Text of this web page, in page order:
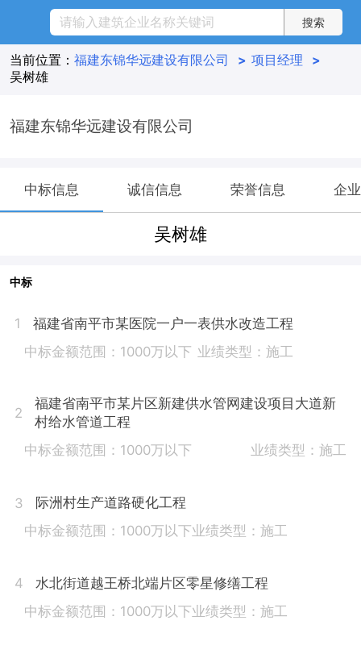
当前位置： 福建东锦华远建设有限公司 > 项目经理
>
吴树雄
福建东锦华远建设有限公司
中标信息 诚信信息 荣誉信息 企
吴树雄
中标
1
福建省南平市某医院一户一表供水改造工程
中标金额范围：1000万以下 业绩类型：施工
2
福建省南平市某片区新建供水管网建设项目大道新
村给水管道工程
中标金额范围：1000万以下
业绩类型：施工
3
际洲村生产道路硬化工程
中标金额范围：1000万以下业绩类型：施工
4
水北街道越王桥北端片区零星修缮工程
中标金额范围：1000万以下业绩类型：施工